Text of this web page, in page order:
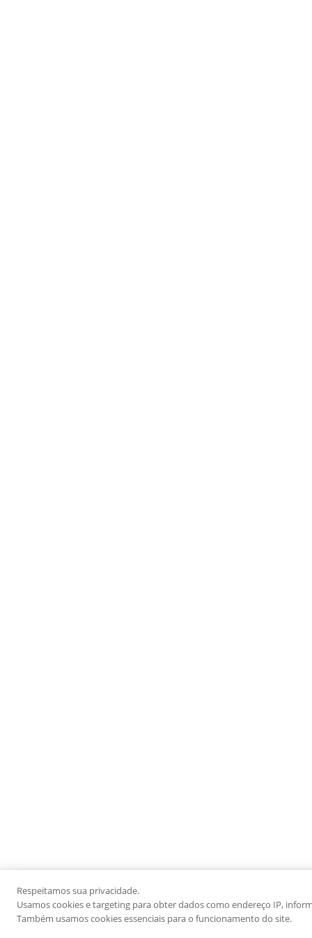
Respeitamos sua privacidade.
Usamos cookies e targeting para obter dados como endereço IP,
Também usamos cookies essenciais para o funcionamento do site.